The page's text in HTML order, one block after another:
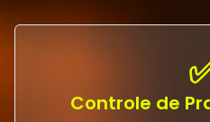
Controle de